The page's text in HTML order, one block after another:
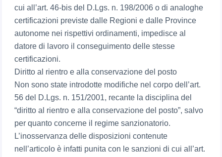
cui all’art. 46-bis del D.Lgs. n. 198/2006 o di analoghe
certificazioni previste dalle Regioni e dalle Province
autonome nei rispettivi ordinamenti, impedisce al
datore di lavoro il conseguimento delle stesse
certificazioni.
Diritto al rientro e alla conservazione del posto
Non sono state introdotte modifiche nel corpo dell’art.
56 del D.Lgs. n. 151/2001, recante la disciplina del
“diritto al rientro e alla conservazione del posto”, salvo
per quanto concerne il regime sanzionatorio.
L’inosservanza delle disposizioni contenute
nell’articolo è infatti punita con le sanzioni di cui all’art.